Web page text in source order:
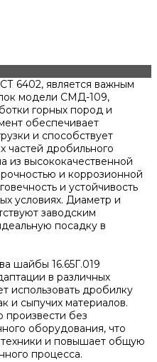
6402, является важным
модели СМД-109,
горных пород и
обеспечивает
и способствует
частей дробильного
из высококачественной
и коррозионной
и устойчивость
условиях. Диаметр и
заводским
посадку в
шайбы 16.65Г.019
в различных
использовать дробилку
и сыпучих материалов.
без
оборудования, что
и повышает общую
процесса.